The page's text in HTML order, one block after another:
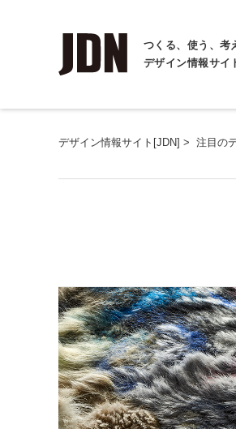
つくる、使う、考
デザイン情報サイ
デザイン情報サイト[JDN] > 注目の